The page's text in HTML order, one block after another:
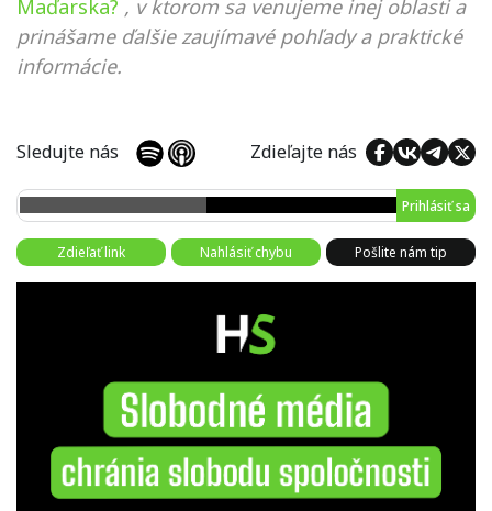
Maďarska? , v ktorom sa venujeme inej oblasti a
prinášame ďalšie zaujímavé pohľady a praktické
informácie.
Sledujte nás Zdieľajte nás
Prihlásiť sa
Zdieľať link Nahlásiť chybu Pošlite nám tip